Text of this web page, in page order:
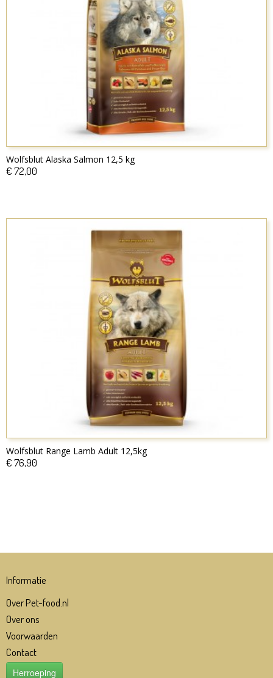
Wolfsblut Alaska Salmon 12,5 kg
€ 72,00
Wolfsblut Range Lamb Adult 12,5kg
€ 76,90
Informatie
Over Pet-food.nl
Over ons
Voorwaarden
Contact
Herroeping